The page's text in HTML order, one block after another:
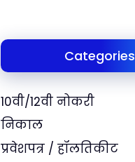
Categories
10वी/12वी नोकरी
निकाल
प्रवेशपत्र / हॉलतिकीट